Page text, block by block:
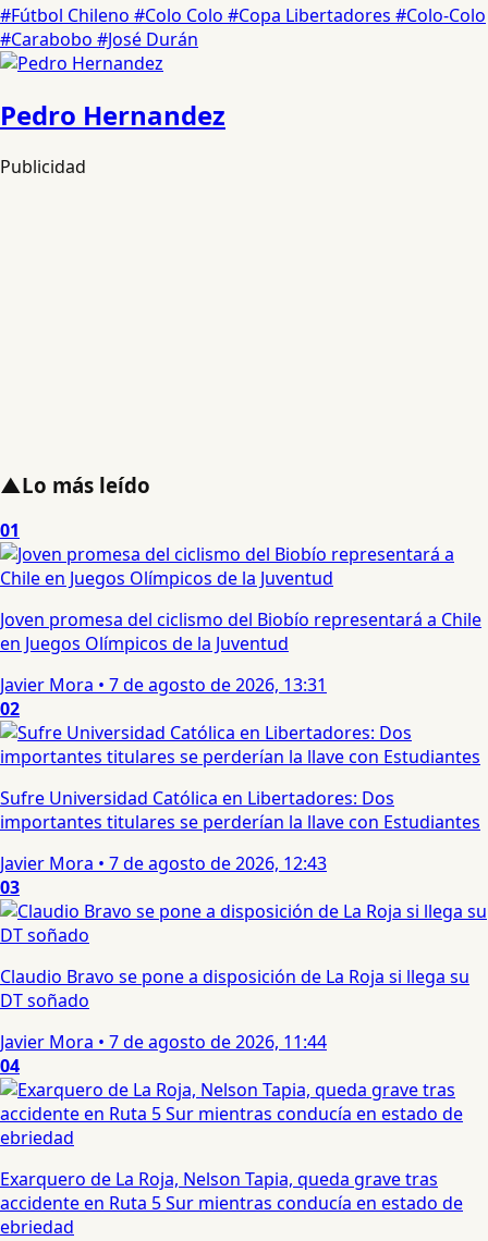
#Fútbol Chileno #Colo Colo #Copa Libertadores #Colo-Colo
#Carabobo #José Durán
Pedro Hernandez
Publicidad
▲Lo más leído
01
Joven promesa del ciclismo del Biobío representará a Chile
en Juegos Olímpicos de la Juventud
Javier Mora • 7 de agosto de 2026, 13:31
02
Sufre Universidad Católica en Libertadores: Dos
importantes titulares se perderían la llave con Estudiantes
Javier Mora • 7 de agosto de 2026, 12:43
03
Claudio Bravo se pone a disposición de La Roja si llega su
DT soñado
Javier Mora • 7 de agosto de 2026, 11:44
04
Exarquero de La Roja, Nelson Tapia, queda grave tras
accidente en Ruta 5 Sur mientras conducía en estado de
ebriedad